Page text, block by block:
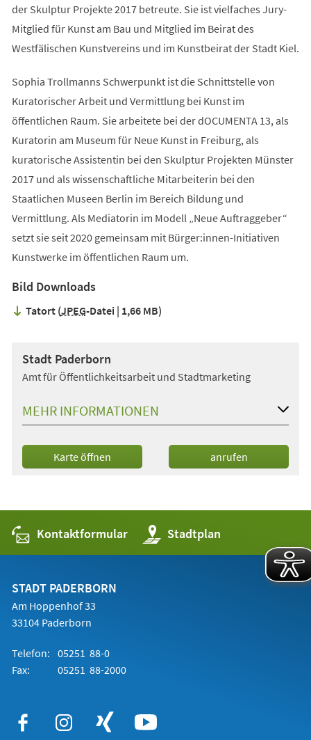
der Skulptur Projekte 2017 betreute. Sie ist vielfaches Jury-
Mitglied für Kunst am Bau und Mitglied im Beirat des
Westfälischen Kunstvereins und im Kunstbeirat der Stadt Kiel.
Sophia Trollmanns Schwerpunkt ist die Schnittstelle von
Kuratorischer Arbeit und Vermittlung bei Kunst im
öffentlichen Raum. Sie arbeitete bei der dOCUMENTA 13, als
Kuratorin am Museum für Neue Kunst in Freiburg, als
kuratorische Assistentin bei den Skulptur Projekten Münster
2017 und als wissenschaftliche Mitarbeiterin bei den
Staatlichen Museen Berlin im Bereich Bildung und
Vermittlung. Als Mediatorin im Modell „Neue Auftraggeber“
setzt sie seit 2020 gemeinsam mit Bürger:innen-Initiativen
Kunstwerke im öffentlichen Raum um.
Bild Downloads
Tatort JPEG-Datei 1,66 MB
Stadt Paderborn
Amt für Öffentlichkeitsarbeit und Stadtmarketing
MEHR INFORMATIONEN
Karte öffnen
(Öffnet
in
anrufen
Kontaktformular Stadtplan
(Öffnet
in
einem
STADT PADERBORN
Am Hoppenhof 33
33104 Paderborn
Telefon: 05251 88-0
Fax:
05251 88-2000